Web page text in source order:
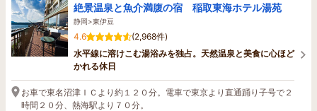
絶景温泉と魚介満腹の宿 稲取東海ホテル湯苑
静岡>東伊豆
4.6
(2,968件)
水平線に溶けこむ湯浴みを独占。天然温泉と美食に心ほど
かれる休日
お車で東名沼津ＩＣより約１２０分。電車で東京より直通踊り子号で２
時間２０分、熱海駅より７０分。